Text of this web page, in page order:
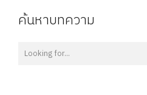
ค้นหาบทความ